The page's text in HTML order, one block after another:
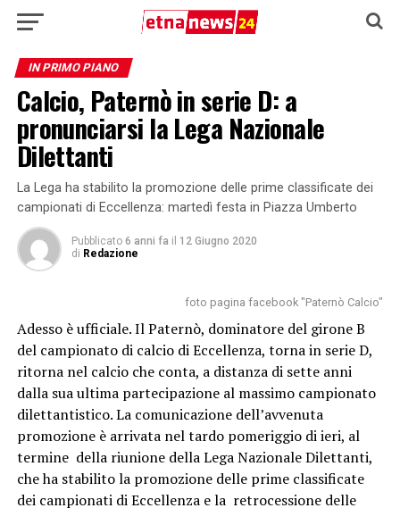
IN PRIMO PIANO
Calcio, Paternò in serie D: a
pronunciarsi la Lega Nazionale
Dilettanti
La Lega ha stabilito la promozione delle prime classificate dei
campionati di Eccellenza: martedì festa in Piazza Umberto
Pubblicato 6 anni fa il 12 Giugno 2020
di Redazione
foto pagina facebook "Paternò Calcio"
Adesso è ufficiale. Il Paternò, dominatore del girone B
del campionato di calcio di Eccellenza, torna in serie D,
ritorna nel calcio che conta, a distanza di sette anni
dalla sua ultima partecipazione al massimo campionato
dilettantistico. La comunicazione dell’avvenuta
promozione è arrivata nel tardo pomeriggio di ieri, al
termine della riunione della Lega Nazionale Dilettanti,
che ha stabilito la promozione delle prime classificate
dei campionati di Eccellenza e la retrocessione delle